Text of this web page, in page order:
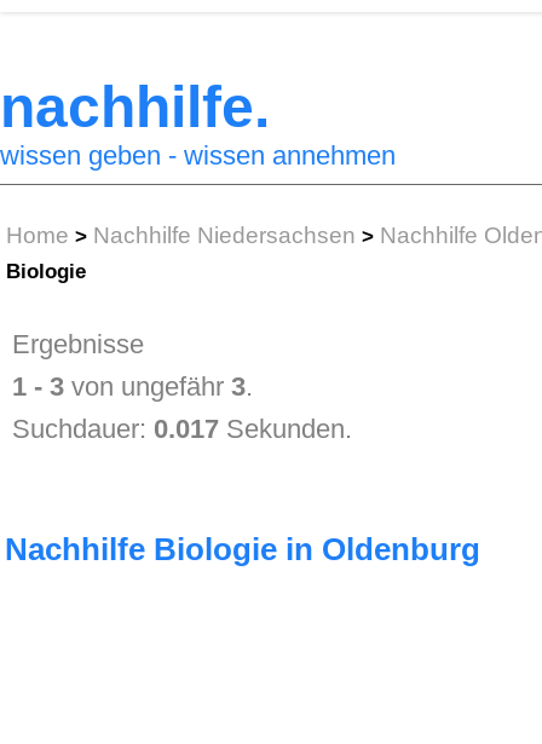
nachhilfe.
wissen geben - wissen annehmen
Home > Nachhilfe Niedersachsen > Nachhilfe
Biologie
Ergebnisse
1 - 3 von ungefähr3.
Suchdauer: 0.017 Sekunden.
Nachhilfe Biologie in Oldenburg